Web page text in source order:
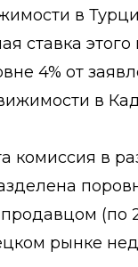
в
ставка этого
4% от
в
комиссия в
(по
рынке